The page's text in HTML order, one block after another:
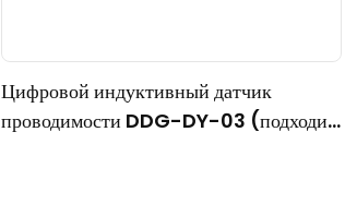
Цифровой индуктивный датчик
проводимости DDG-DY-03 (подходит